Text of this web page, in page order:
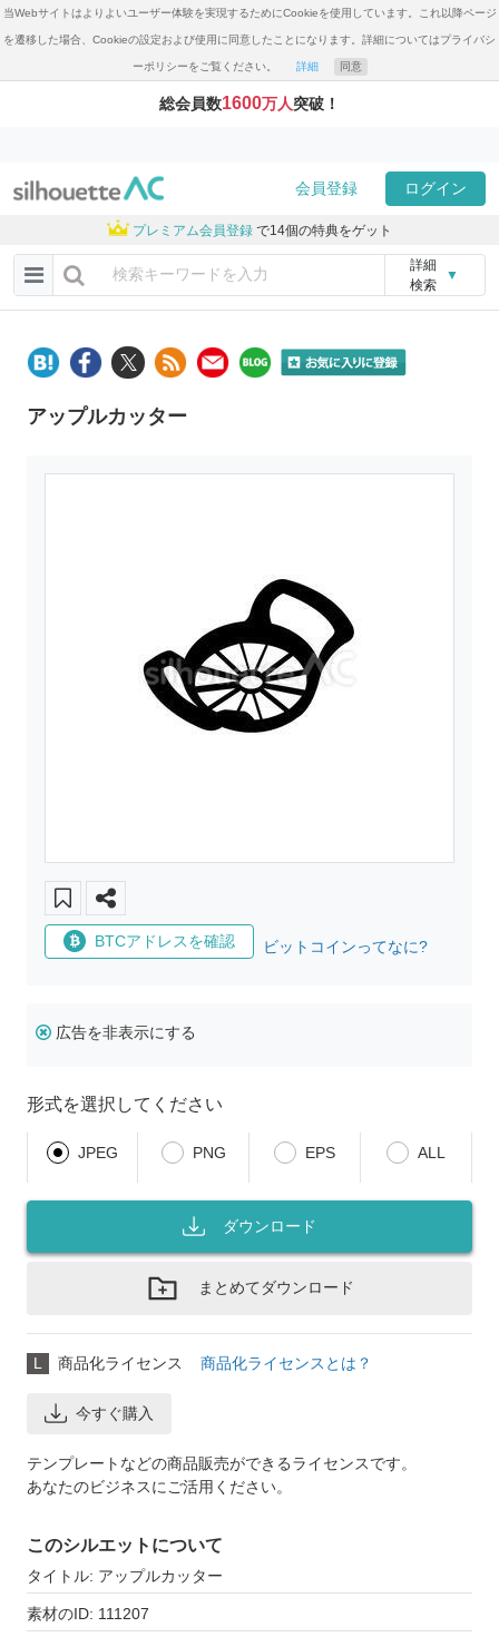
当Webサイトはよりよいユーザー体験を実現するためにCookieを使用しています。これ以降ページ
を遷移した場合、Cookieの設定および使用に同意したことになります。詳細についてはプライバシ
ーポリシーをご覧ください。 詳細 同意
総会員数1600万人突破！
会員登録 ログイン
プレミアム会員登録 で14個の特典をゲット
詳細
検索
▼
アップルカッター
BTCアドレスを確認 ビットコインってなに?
広告を非表示にする
形式を選択してください
JPEG PNG EPS ALL
ダウンロード
まとめてダウンロード
L 商品化ライセンス 商品化ライセンスとは？
今すぐ購入
テンプレートなどの商品販売ができるライセンスです。
あなたのビジネスにご活用ください。
このシルエットについて
タイトル: アップルカッター
素材のID: 111207